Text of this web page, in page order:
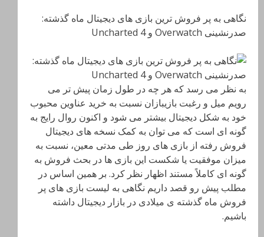
نگاهی به پر فروش ترین بازی های دیجیتال ماه گذشته:
صدرنشینی Overwatch و Uncharted 4
به نظر می رسد که هر چه در طول زمان پیش تر می
رویم میل و رغبت بازیبازان نسبت به خرید عناوین محبوب
خود به شکل دیجیتال بیشتر می شود و اکنون روال رایج به
گونه ای است که می توان به کمک نسخه های دیجیتال
فروش رفته از بازی های روز طی مدتی معین، نسبت به
میزان موفقیت یا شکست این بازی ها در بحث فروش به
گونه ای کاملاً مستند اظهار نظر کرد. بر همین اساس در
مطلب پیش رو قصد داریم نگاهی به لیست بازی های پر
فروش ماه گذشته ی میلادی در بازار دیجیتال داشته
باشیم.